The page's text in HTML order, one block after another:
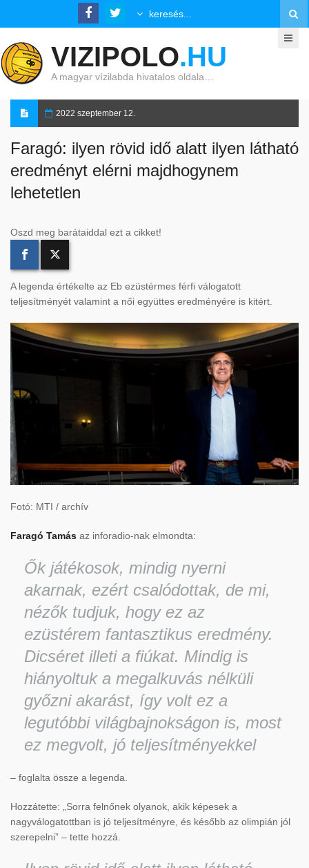
VIZIPOLO.HU
A magyar vízilabda hivatalos oldala…
2022 szeptember 12.
Faragó: ilyen rövid idő alatt ilyen látható
eredményt elérni majdhogynem
lehetetlen
Oszd meg barátaiddal ezt a cikket!
A legenda értékelte az Eb ezüstérmes férfi válogatott
teljesítményét valamint a női együttes eredményére is kitért.
Fotó: MTI / archív
Faragó Tamás az inforadio-nak elmondta:
Ők játékosok, mindig nyerni
akarnak, ezért csalódottak, de mi,
nézők tudjuk, hogy ez az
ezüstérem fantasztikus eredmény.
Dicséret illeti a fiúkat. Mindig is
hiányoltuk a megalkuvás nélküli
győzni akarást, így volt ez a
legutóbbi világbajnokságon is, most
ez megvolt, jó teljesítményekkel
– foglalta össze a legenda.
Hozzátette: „Sorra felnőnek olyanok, akik képesek a
nagyválogatottban is jó teljesítményre, és később az olimpián jól
szerepelni” – tette hozzá.